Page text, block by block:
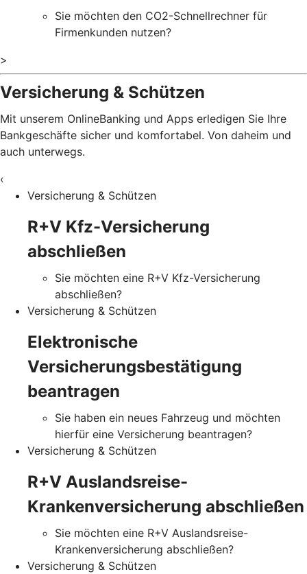
Sie möchten den CO2-Schnellrechner für
Firmenkunden nutzen?
>
Versicherung & Schützen
Mit unserem OnlineBanking und Apps erledigen Sie Ihre
Bankgeschäfte sicher und komfortabel. Von daheim und
auch unterwegs.
‹
Versicherung & Schützen
R+V Kfz-Versicherung
abschließen
Sie möchten eine R+V Kfz-Versicherung
abschließen?
Versicherung & Schützen
Elektronische
Versicherungsbestätigung
beantragen
Sie haben ein neues Fahrzeug und möchten
hierfür eine Versicherung beantragen?
Versicherung & Schützen
R+V Auslandsreise-
Krankenversicherung abschließen
Sie möchten eine R+V Auslandsreise-
Krankenversicherung abschließen?
Versicherung & Schützen